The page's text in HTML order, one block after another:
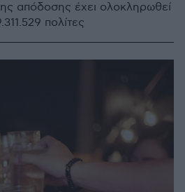
απόδοσης έχει ολοκληρωθεί
πολίτες